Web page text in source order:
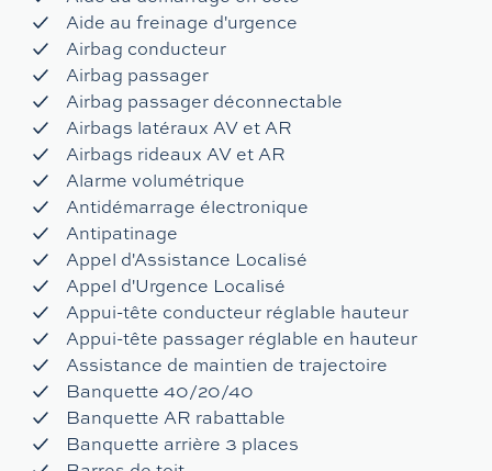
Aide au freinage d'urgence
Airbag conducteur
Airbag passager
Airbag passager déconnectable
Airbags latéraux AV et AR
Airbags rideaux AV et AR
Alarme volumétrique
Antidémarrage électronique
Antipatinage
Appel d'Assistance Localisé
Appel d'Urgence Localisé
Appui-tête conducteur réglable hauteur
Appui-tête passager réglable en hauteur
Assistance de maintien de trajectoire
Banquette 40/20/40
Banquette AR rabattable
Banquette arrière 3 places